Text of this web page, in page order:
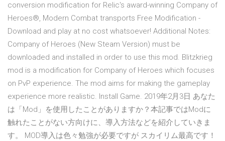
conversion modification for Relic's award-winning Company of
Heroes®, Modern Combat transports Free Modification -
Download and play at no cost whatsoever! Additional Notes:
Company of Heroes (New Steam Version) must be
downloaded and installed in order to use this mod. Blitzkrieg
mod is a modification for Company of Heroes which focuses
on PvP experience. The mod aims for making the gameplay
experience more realistic. Install Game. 2019年2月3日 あなた
は「Mod」を使用したことがありますか？本記事ではModに
触れたことがない方向けに、導入方法などを紹介していきま
す。 MOD導入は色々勉強が必要ですが スカイリム最高です！